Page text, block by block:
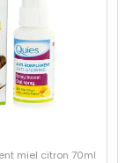
miel citron 70ml